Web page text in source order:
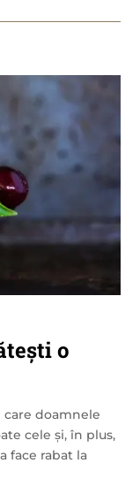
o
care doamnele
cele și, în plus,
face rabat la